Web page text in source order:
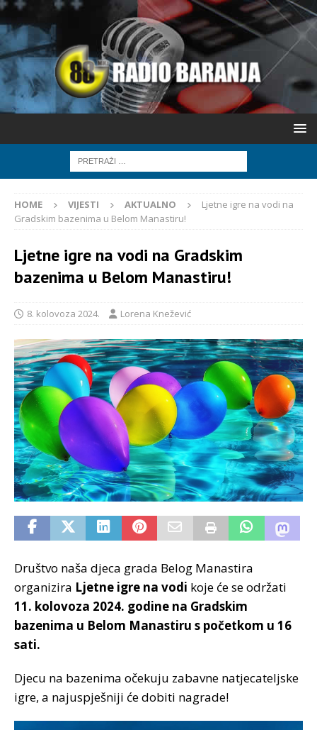
HOME VIJESTI AKTUALNO
Ljetne igre na vodi na
Gradskim bazenima u Belom Manastiru!
Ljetne igre na vodi na Gradskim
bazenima u Belom Manastiru!
8. kolovoza 2024. Lorena Knežević
Društvo naša djeca grada Belog Manastira
organizira Ljetne igre na vodi koje će se održati
11. kolovoza 2024. godine na Gradskim
bazenima u Belom Manastiru s početkom u 16
sati.
Djecu na bazenima očekuju zabavne natjecateljske
igre, a najuspješniji će dobiti nagrade!